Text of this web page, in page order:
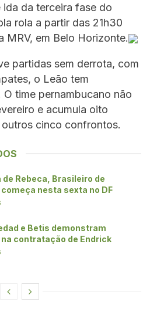
da terceira fase do
rola a partir das 21h30
MRV, em Belo Horizonte.
partidas sem derrota, com
o Leão tem
time pernambucano não
e acumula oito
cinco confrontos.
de Rebeca, Brasileiro de
nesta sexta no DF
e Betis demonstram
contratação de Endrick